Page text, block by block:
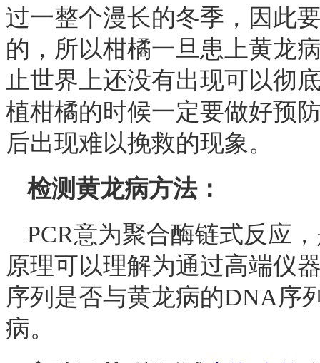
过一整个漫长的冬季，因此
的，所以柑橘一旦患上黄龙
止世界上还没有出现可以彻
植柑橘的时候一定要做好预
后出现难以挽救的现象。
检测黄龙病方法：
PCR意为聚合酶链式反应
原理可以理解为通过高端仪
序列是否与黄龙病的DNA序
病。